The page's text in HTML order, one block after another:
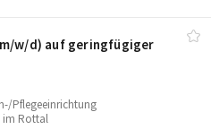
​w/​d) auf geringfügiger
Pflegeeinrichtung
im Rottal